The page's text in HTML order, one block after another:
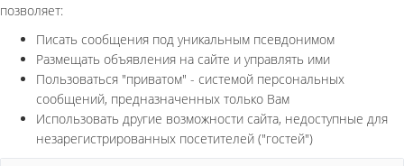
позволяет:
Писать сообщения под уникальным псевдонимом
Размещать объявления на сайте и управлять ими
Пользоваться "приватом" - системой персональных
сообщений, предназначенных только Вам
Использовать другие возможности сайта, недоступные для
незарегистрированных посетителей ("гостей")